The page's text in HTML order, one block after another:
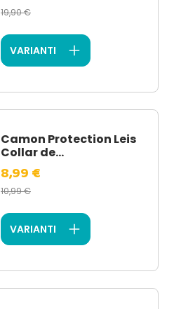
19,90 €
VARIANTI
Camon Protection Leis
Collar de...
8,99 €
10,99 €
VARIANTI